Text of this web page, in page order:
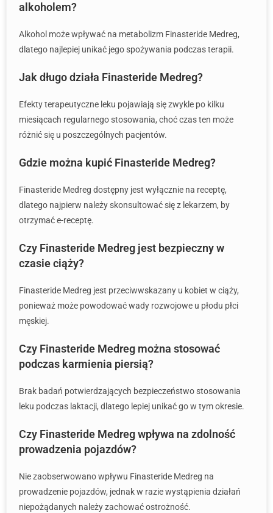
alkoholem?
Alkohol może wpływać na metabolizm Finasteride Medreg,
dlatego najlepiej unikać jego spożywania podczas terapii.
Jak długo działa Finasteride Medreg?
Efekty terapeutyczne leku pojawiają się zwykle po kilku
miesiącach regularnego stosowania, choć czas ten może
różnić się u poszczególnych pacjentów.
Gdzie można kupić Finasteride Medreg?
Finasteride Medreg dostępny jest wyłącznie na receptę,
dlatego najpierw należy skonsultować się z lekarzem, by
otrzymać e-receptę.
Czy Finasteride Medreg jest bezpieczny w
czasie ciąży?
Finasteride Medreg jest przeciwwskazany u kobiet w ciąży,
ponieważ może powodować wady rozwojowe u płodu płci
męskiej.
Czy Finasteride Medreg można stosować
podczas karmienia piersią?
Brak badań potwierdzających bezpieczeństwo stosowania
leku podczas laktacji, dlatego lepiej unikać go w tym okresie.
Czy Finasteride Medreg wpływa na zdolność
prowadzenia pojazdów?
Nie zaobserwowano wpływu Finasteride Medreg na
prowadzenie pojazdów, jednak w razie wystąpienia działań
niepożądanych należy zachować ostrożność.